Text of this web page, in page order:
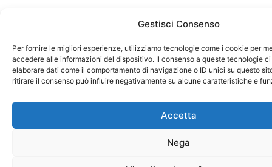
Gestisci Consenso
Per fornire le migliori esperienze, utilizziamo tecnologie come i cookie per
accedere alle informazioni del dispositivo. Il consenso a queste tecnologie
elaborare dati come il comportamento di navigazione o ID unici su questo
ritirare il consenso può influire negativamente su alcune caratteristiche e
Accetta
Nega